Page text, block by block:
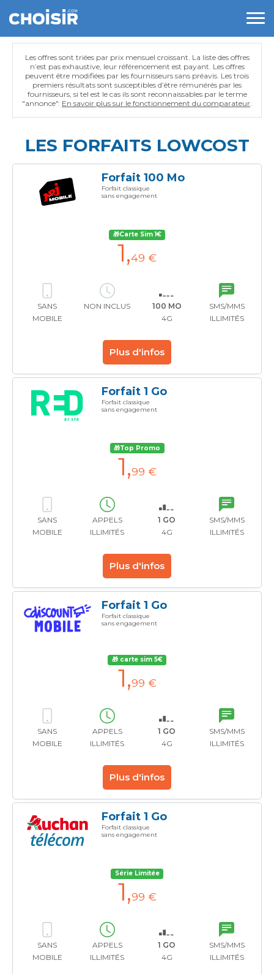
Les offres sont triées par prix mensuel croissant. La liste des offres
n’est pas exhaustive, leur référencement est payant. Les offres
peuvent être modifiées par les fournisseurs sans préavis. Les trois
premiers résultats sont susceptibles d’être rémunérés par les
fournisseurs, si tel est le cas ils sont reconnaissables par le terme
"annonce". En savoir plus sur le fonctionnement du comparateur.
LES FORFAITS LOWCOST
Forfait 100 Mo
Forfait classique
sans engagement
🎁Carte Sim 1€
1,49 €
SANS
MOBILE
NON INCLUS
100 MO
4G
SMS/MMS
ILLIMITÉS
Plus d'infos
Forfait 1 Go
Forfait classique
sans engagement
🎁Top Promo
1,99 €
SANS
MOBILE
APPELS
ILLIMITÉS
1 GO
4G
SMS/MMS
ILLIMITÉS
Plus d'infos
Forfait 1 Go
Forfait classique
sans engagement
🎁 carte sim 5€
1,99 €
SANS
MOBILE
APPELS
ILLIMITÉS
1 GO
4G
SMS/MMS
ILLIMITÉS
Plus d'infos
Forfait 1 Go
Forfait classique
sans engagement
Série Limitée
1,99 €
SANS
MOBILE
APPELS
ILLIMITÉS
1 GO
4G
SMS/MMS
ILLIMITÉS